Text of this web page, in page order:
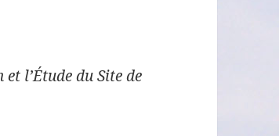
l’Étude du Site de